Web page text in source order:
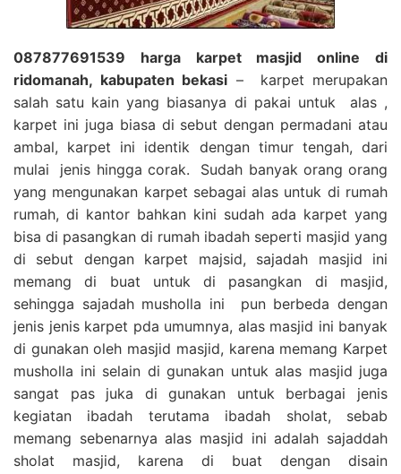
087877691539 harga karpet masjid online di
ridomanah, kabupaten bekasi – karpet merupakan
salah satu kain yang biasanya di pakai untuk alas ,
karpet ini juga biasa di sebut dengan permadani atau
ambal, karpet ini identik dengan timur tengah, dari
mulai jenis hingga corak. Sudah banyak orang orang
yang mengunakan karpet sebagai alas untuk di rumah
rumah, di kantor bahkan kini sudah ada karpet yang
bisa di pasangkan di rumah ibadah seperti masjid yang
di sebut dengan karpet majsid, sajadah masjid ini
memang di buat untuk di pasangkan di masjid,
sehingga sajadah musholla ini pun berbeda dengan
jenis jenis karpet pda umumnya, alas masjid ini banyak
di gunakan oleh masjid masjid, karena memang Karpet
musholla ini selain di gunakan untuk alas masjid juga
sangat pas juka di gunakan untuk berbagai jenis
kegiatan ibadah terutama ibadah sholat, sebab
memang sebenarnya alas masjid ini adalah sajaddah
sholat masjid, karena di buat dengan disain